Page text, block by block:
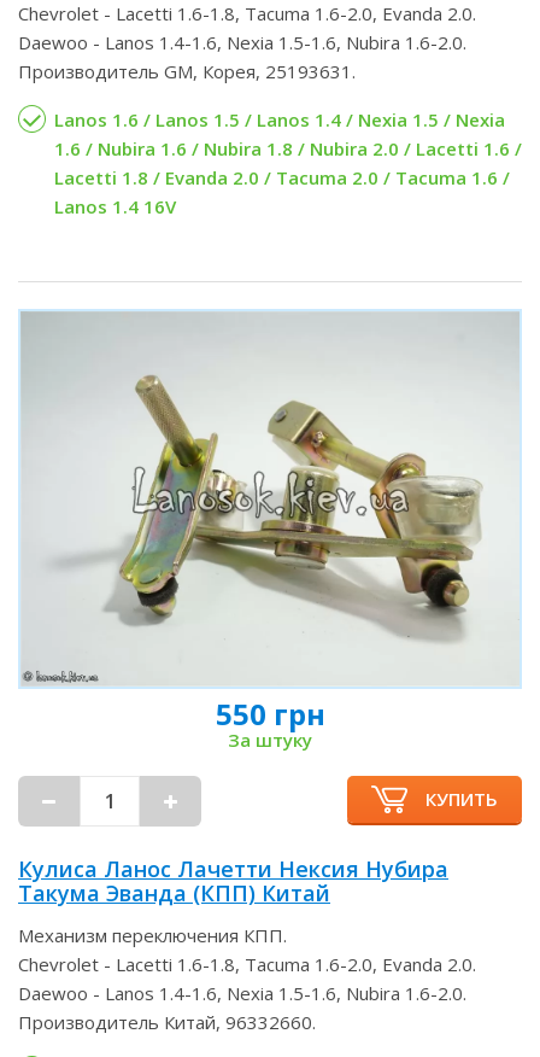
Chevrolet - Lacetti 1.6-1.8, Tacuma 1.6-2.0, Evanda 2.0.
Daewoo - Lanos 1.4-1.6, Nexia 1.5-1.6, Nubira 1.6-2.0.
Производитель GM, Корея, 25193631.
Lanos 1.6 / Lanos 1.5 / Lanos 1.4 / Nexia 1.5 / Nexia
1.6 / Nubira 1.6 / Nubira 1.8 / Nubira 2.0 / Lacetti 1.6 /
Lacetti 1.8 / Evanda 2.0 / Tacuma 2.0 / Tacuma 1.6 /
Lanos 1.4 16V
550 грн
За штуку
КУПИТЬ
Кулиса Ланос Лачетти Нексия Нубира
Такума Эванда (КПП) Китай
Механизм переключения КПП.
Chevrolet - Lacetti 1.6-1.8, Tacuma 1.6-2.0, Evanda 2.0.
Daewoo - Lanos 1.4-1.6, Nexia 1.5-1.6, Nubira 1.6-2.0.
Производитель Китай, 96332660.